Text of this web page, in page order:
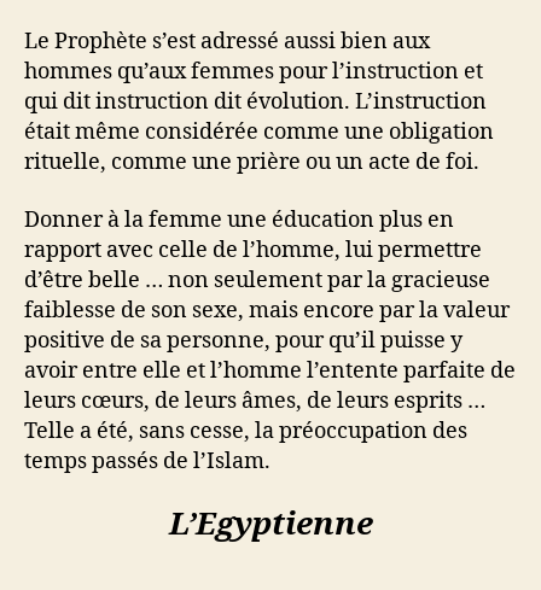
Le Prophète s’est adressé aussi bien aux
hommes qu’aux femmes pour l’instruction et
qui dit instruction dit évolution. L’instruction
était même considérée comme une obligation
rituelle, comme une prière ou un acte de foi.
Donner à la femme une éducation plus en
rapport avec celle de l’homme, lui permettre
d’être belle … non seulement par la gracieuse
faiblesse de son sexe, mais encore par la valeur
positive de sa personne, pour qu’il puisse y
avoir entre elle et l’homme l’entente parfaite de
leurs cœurs, de leurs âmes, de leurs esprits …
Telle a été, sans cesse, la préoccupation des
temps passés de l’Islam.
L’Egyptienne